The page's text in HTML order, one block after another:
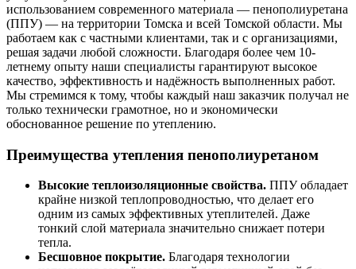
использованием современного материала — пенополиуретана
(ППУ) — на территории Томска и всей Томской области. Мы
работаем как с частными клиентами, так и с организациями,
решая задачи любой сложности. Благодаря более чем 10-
летнему опыту наши специалисты гарантируют высокое
качество, эффективность и надёжность выполненных работ.
Мы стремимся к тому, чтобы каждый наш заказчик получал не
только технически грамотное, но и экономически
обоснованное решение по утеплению.
Преимущества утепления пенополиуретаном
Высокие теплоизоляционные свойства. ППУ обладает
крайне низкой теплопроводностью, что делает его
одним из самых эффективных утеплителей. Даже
тонкий слой материала значительно снижает потери
тепла.
Бесшовное покрытие. Благодаря технологии